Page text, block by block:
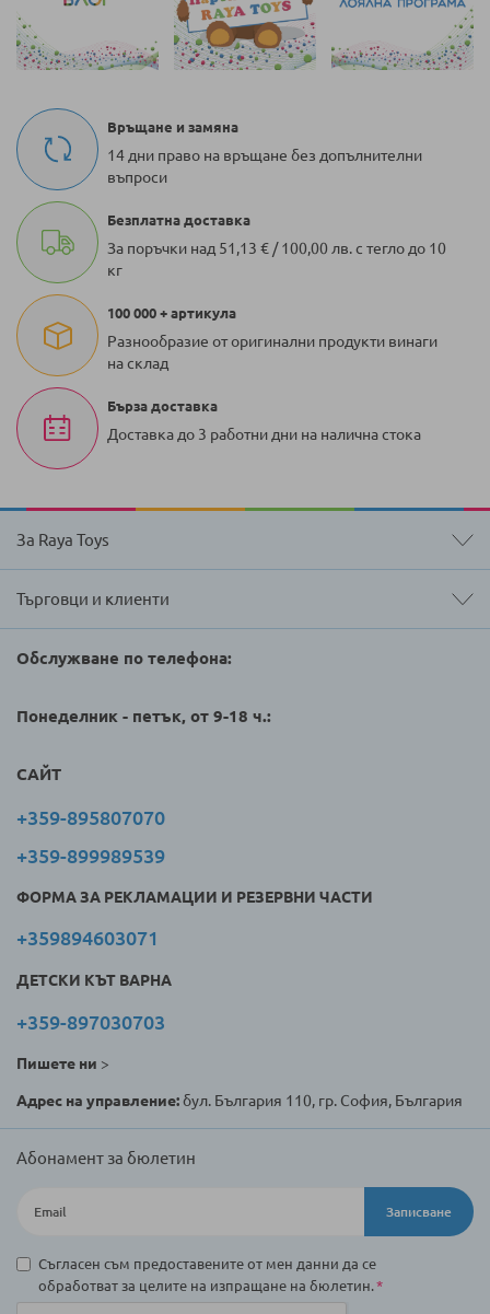
Връщане и замяна
14 дни право на връщане без допълнителни
въпроси
Безплатна доставка
За поръчки над 51,13 € / 100,00 лв. с тегло до 10
кг
100 000 + артикула
Разнообразие от оригинални продукти винаги
на склад
Бърза доставка
Доставка до 3 работни дни на налична стока
За Raya Toys
Търговци и клиенти
Обслужване по телефона:
Понеделник - петък, от 9-18 ч.:
САЙТ
+359-895807070
+359-899989539
ФОРМА ЗА РЕКЛАМАЦИИ И РЕЗЕРВНИ ЧАСТИ
+359894603071
ДЕТСКИ КЪТ ВАРНА
+359-897030703
Пишете ни >
Адрес на управление:бул. България 110, гр. София, България
Абонамент за бюлетин
Записване
Съгласен съм предоставените от мен данни да се
обработват за целите на изпращане на бюлетин.